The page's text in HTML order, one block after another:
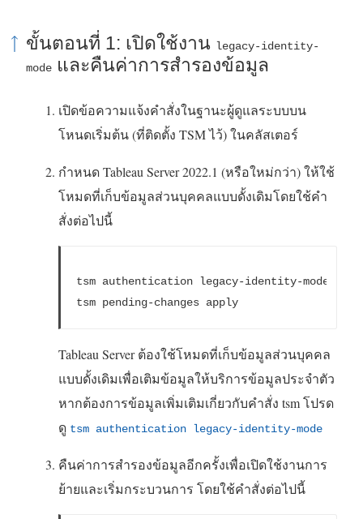
ขั้นตอนที่ 1: เปิดใช้งาน legacy-identity-
mode และคืนค่าการสำรองข้อมูล
เปิดข้อความแจ้งคำสั่งในฐานะผู้ดูแลระบบบน
โหนดเริ่มต้น (ที่ติดตั้ง TSM ไว้) ในคลัสเตอร์
กำหนด Tableau Server 2022.1 (หรือใหม่กว่า) ให้ใช้
โหมดที่เก็บข้อมูลส่วนบุคคลแบบดั้งเดิมโดยใช้คำ
สั่งต่อไปนี้
tsm authentication legacy-identity-mode
tsm pending-changes apply
Tableau Server ต้องใช้โหมดที่เก็บข้อมูลส่วนบุคคล
แบบดั้งเดิมเพื่อเติมข้อมูลให้บริการข้อมูลประจำตัว
หากต้องการข้อมูลเพิ่มเติมเกี่ยวกับคำสั่ง tsm โปรด
ดู tsm authentication legacy-identity-mode
คืนค่าการสำรองข้อมูลอีกครั้งเพื่อเปิดใช้งานการ
ย้ายและเริ่มกระบวนการ โดยใช้คำสั่งต่อไปนี้